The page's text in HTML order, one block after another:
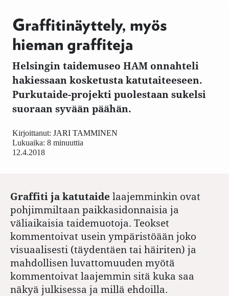
Graffitinäyttely, myös
hieman graffiteja
Helsingin taidemuseo HAM onnahteli
hakiessaan kosketusta katutaiteeseen.
Purkutaide-projekti puolestaan sukelsi
suoraan syvään päähän.
12.4.2018
Kirjoittanut: JARI TAMMINEN
Lukuaika: 8 minuuttia
Graffiti ja katutaide laajemminkin ovat
pohjimmiltaan paikkasidonnaisia ja
väliaikaisia taidemuotoja. Teokset
kommentoivat usein ympäristöään joko
visuaalisesti (täydentäen tai häiriten) ja
mahdollisen luvattomuuden myötä
kommentoivat laajemmin sitä kuka saa
näkyä julkisessa ja millä ehdoilla.